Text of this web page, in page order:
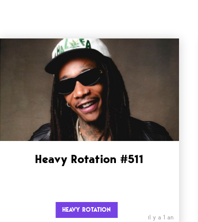
Heavy Rotation #511
HEAVY ROTATION
il y a 1 an